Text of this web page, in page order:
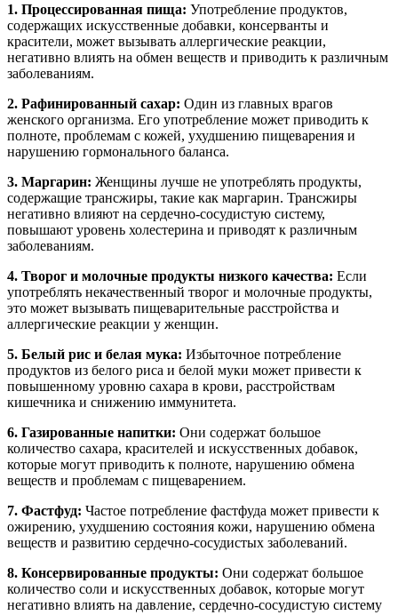
1. Процессированная пища: Употребление продуктов,
содержащих искусственные добавки, консерванты и
красители, может вызывать аллергические реакции,
негативно влиять на обмен веществ и приводить к различным
заболеваниям.
2. Рафинированный сахар: Один из главных врагов
женского организма. Его употребление может приводить к
полноте, проблемам с кожей, ухудшению пищеварения и
нарушению гормонального баланса.
3. Маргарин: Женщины лучше не употреблять продукты,
содержащие трансжиры, такие как маргарин. Трансжиры
негативно влияют на сердечно-сосудистую систему,
повышают уровень холестерина и приводят к различным
заболеваниям.
4. Творог и молочные продукты низкого качества: Если
употреблять некачественный творог и молочные продукты,
это может вызывать пищеварительные расстройства и
аллергические реакции у женщин.
5. Белый рис и белая мука: Избыточное потребление
продуктов из белого риса и белой муки может привести к
повышенному уровню сахара в крови, расстройствам
кишечника и снижению иммунитета.
6. Газированные напитки: Они содержат большое
количество сахара, красителей и искусственных добавок,
которые могут приводить к полноте, нарушению обмена
веществ и проблемам с пищеварением.
7. Фастфуд: Частое потребление фастфуда может привести к
ожирению, ухудшению состояния кожи, нарушению обмена
веществ и развитию сердечно-сосудистых заболеваний.
8. Консервированные продукты: Они содержат большое
количество соли и искусственных добавок, которые могут
негативно влиять на давление, сердечно-сосудистую систему